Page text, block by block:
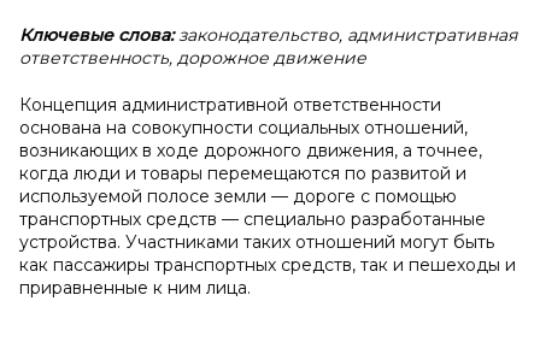
Ключевые слова:законодательство, административная
ответственность, дорожное движение
Концепция административной ответственности
основана на совокупности социальных отношений,
возникающих в ходе дорожного движения, а точнее,
когда люди и товары перемещаются по развитой и
используемой полосе земли — дороге с помощью
транспортных средств — специально разработанные
устройства. Участниками таких отношений могут быть
как пассажиры транспортных средств, так и пешеходы и
приравненные к ним лица.